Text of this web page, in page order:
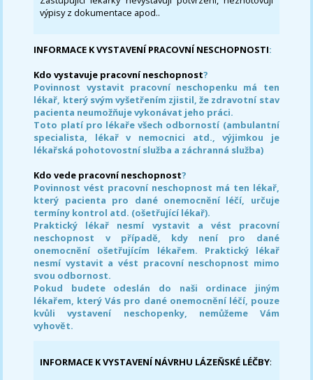
výpisy z dokumentace apod..
INFORMACE K VYSTAVENÍ PRACOVNÍ NESCHOPNOSTI:
Kdo vystavuje pracovní neschopnost?
Povinnost vystavit pracovní neschopenku má ten
lékař, který svým vyšetřením zjistil, že zdravotní stav
pacienta neumožňuje vykonávat jeho práci.
Toto platí pro lékaře všech odborností (ambulantní
specialista, lékař v nemocnici atd., výjimkou je
lékařská pohotovostní služba a záchranná služba)
Kdo vede pracovní neschopnost?
Povinnost vést pracovní neschopnost má ten lékař,
který pacienta pro dané onemocnění léčí, určuje
termíny kontrol atd. (ošetřující lékař).
Praktický lékař nesmí vystavit a vést pracovní
neschopnost v případě, kdy není pro dané
onemocnění ošetřujícím lékařem. Praktický lékař
nesmí vystavit a vést pracovní neschopnost mimo
svou odbornost.
Pokud budete odeslán do naši ordinace jiným
lékařem, který Vás pro dané onemocnění léčí, pouze
kvůli vystavení neschopenky, nemůžeme Vám
vyhovět.
INFORMACE K VYSTAVENÍ NÁVRHU LÁZEŇSKÉ LÉČBY: